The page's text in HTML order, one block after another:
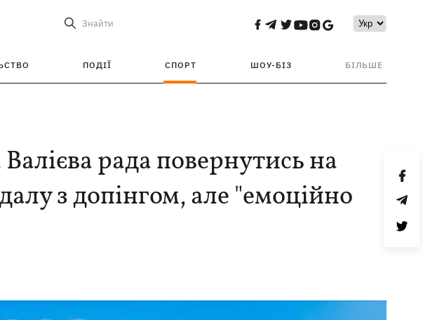
Знайти
ПОДІЇ СПОРТ ШОУ-БІЗ БІЛЬШЕ
рада повернутись на
з допінгом, але "емоційно